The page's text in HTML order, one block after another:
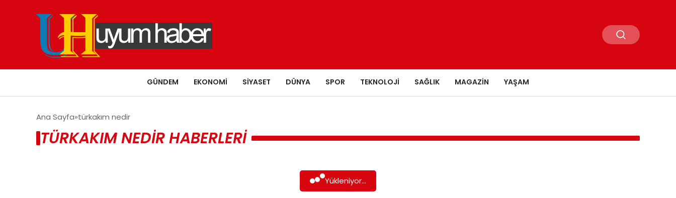
GÜNDEM EKONOMI SIYASET DÜNYA SPOR TEKNOLOJI SAĞLIK MAGAZIN YAŞAM
Ana Sayfa türkakım nedir
TÜRKAKIM NEDIR HABERLERI
Yükleniyor...